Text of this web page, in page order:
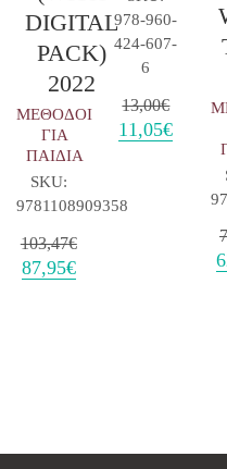
DIGITAL
PACK)
2022
ΜΕΘΟΔΟΙ
ΓΙΑ
ΠΑΙΔΙΑ
SKU:
9781108909358
103,47€
Original
price
87,95€Η
τρέχουσα
978-960-
424-607-
6
13,00€
Original
price
11,05€Η
11,05€.